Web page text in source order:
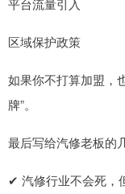
平台流量引入
区域保护政策
如果你不打算加盟，
牌”。
最后写给汽修老板的
✔ 汽修行业不会死，